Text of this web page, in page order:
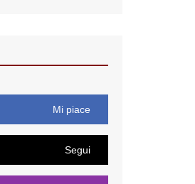
Mi piace
Segui